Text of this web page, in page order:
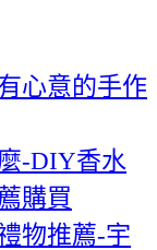
心意的手作
-DIY香水
購買
物推薦-宇